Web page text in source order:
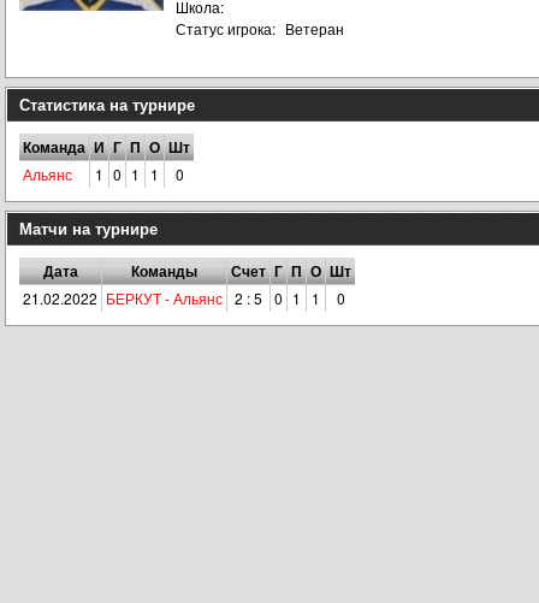
Школа:
Статус игрока: Ветеран
Статистика на турнире
Команда И Г П О Шт
Альянс 1 0 1 1 0
Матчи на турнире
Дата Команды Счет Г П О Шт
21.02.2022 БЕРКУТ - Альянс 2 : 5 0 1 1 0